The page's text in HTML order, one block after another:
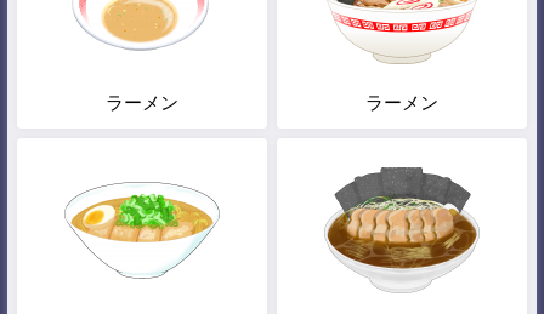
ラーメン ラーメン